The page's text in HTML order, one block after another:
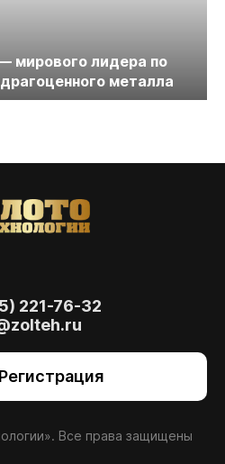
мирового лидера по
металла
221-76-32
Все права защищены
сайта и улучшения
на использование